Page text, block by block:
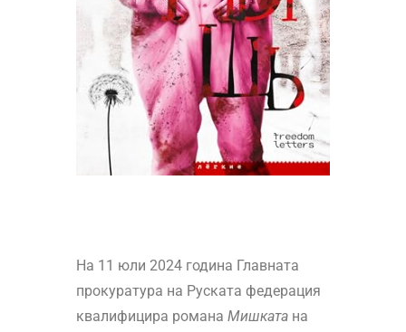
На 11 юли 2024 година Главната
прокуратура на Руската федерация
квалифицира романа Мишкатана